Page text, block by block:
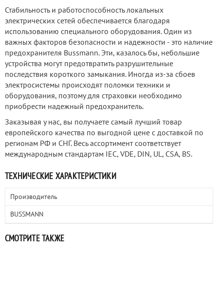
Стабильность и работоспособность локальных
электрических сетей обеспечивается благодаря
использованию специального оборудования. Один из
важных факторов безопасности и надежности - это наличие
предохранителя Bussmann. Эти, казалось бы, небольшие
устройства могут предотвратить разрушительные
последствия короткого замыкания. Иногда из-за сбоев
электросистемы происходят поломки техники и
оборудования, поэтому для страховки необходимо
приобрести надежный предохранитель.
Заказывая у нас, вы получаете самый лучший товар
европейского качества по выгодной цене с доставкой по
регионам РФ и СНГ. Весь ассортимент соответствует
международным стандартам IEC, VDE, DIN, UL, CSA, BS.
ТЕХНИЧЕСКИЕ ХАРАКТЕРИСТИКИ
Производитель
BUSSMANN
СМОТРИТЕ ТАКЖЕ